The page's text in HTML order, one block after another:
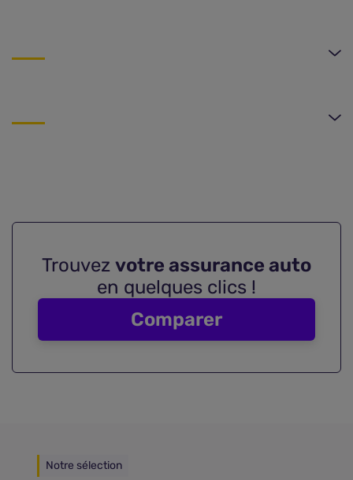
Trouvez votre assurance auto
en quelques clics !
Comparer
Notre sélection